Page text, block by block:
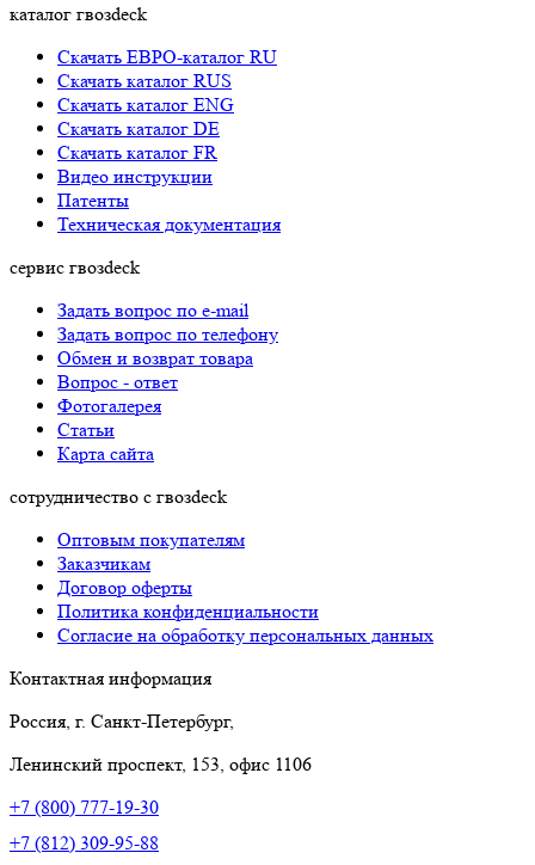
каталог гвозdeck
Скачать ЕВРО-каталог RU
Скачать каталог RUS
Cкачать каталог ENG
Cкачать каталог DE
Cкачать каталог FR
Видео инструкции
Патенты
Техническая документация
сервис гвозdeck
Задать вопрос по e-mail
Задать вопрос по телефону
Обмен и возврат товара
Вопрос - ответ
Фотогалерея
Статьи
Карта сайта
сотрудничество с гвозdeck
Оптовым покупателям
Заказчикам
Договор оферты
Политика конфиденциальности
Согласие на обработку персональных данных
Контактная информация
Россия, г. Санкт-Петербург,
Ленинский проспект, 153, офис 1106
+7 (800) 777-19-30
+7 (812) 309-95-88